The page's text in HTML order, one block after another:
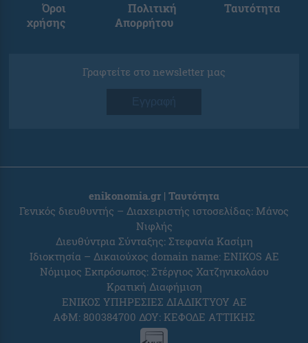
Όροι
χρήσης
Πολιτική
Απορρήτου
Ταυτότητα
Γραφτείτε στο newsletter μας
Εγγραφή
enikonomia.gr | Ταυτότητα
Γενικός διευθυντής – Διαχειριστής ιστοσελίδας: Μάνος
Νιφλής
Διευθύντρια Σύνταξης: Στεφανία Κασίμη
Ιδιοκτησία – Δικαιούχος domain name: ENIKOS AE
Νόμιμος Εκπρόσωπος: Στέργιος Χατζηνικολάου
Κρατική Διαφήμιση
ΕΝΙΚΟΣ ΥΠΗΡΕΣΙΕΣ ΔΙΑΔΙΚΤΥΟΥ ΑΕ
ΑΦΜ: 800384700 ΔΟΥ: ΚΕΦΟΔΕ ΑΤΤΙΚΗΣ